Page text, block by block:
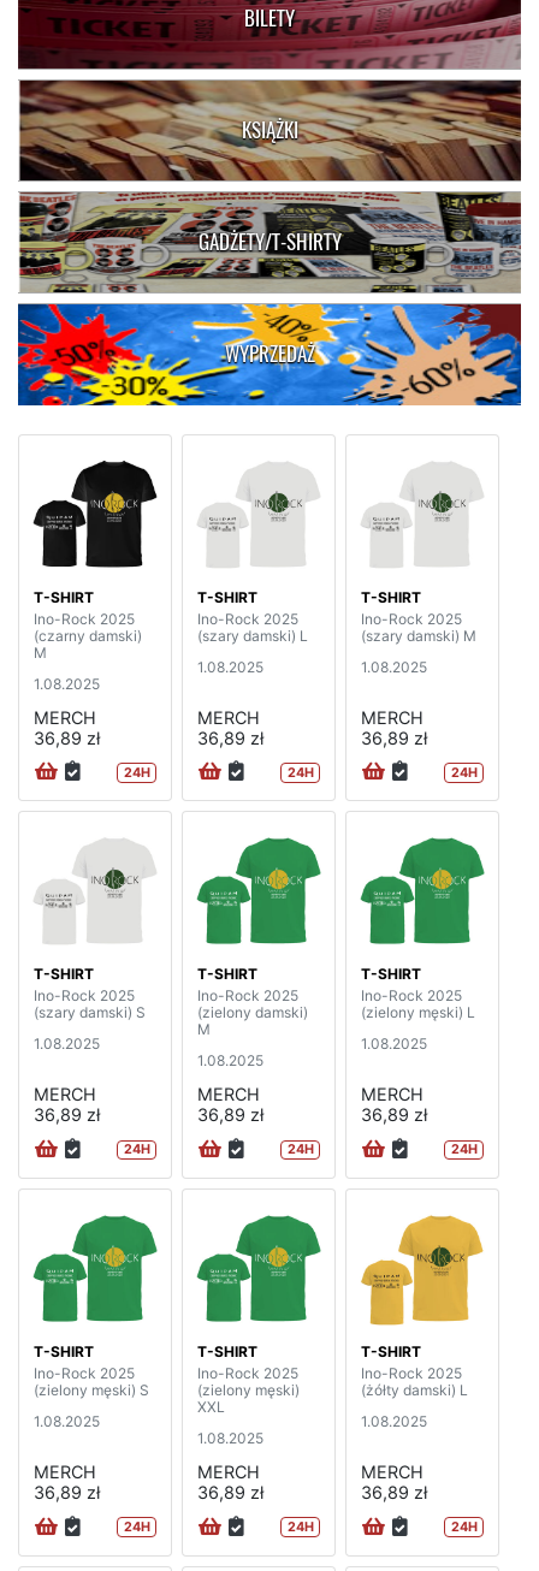
BILETY
KSIĄŻKI
GADŻETY/T-SHIRTY
WYPRZEDAŻ
T-SHIRT
Ino-Rock 2025
(czarny damski)
M
1.08.2025
MERCH
36,89 zł
24H
T-SHIRT
Ino-Rock 2025
(szary damski) L
1.08.2025
MERCH
36,89 zł
24H
T-SHIRT
Ino-Rock 2025
(szary damski) M
1.08.2025
MERCH
36,89 zł
24H
T-SHIRT
Ino-Rock 2025
(szary damski) S
1.08.2025
MERCH
36,89 zł
24H
T-SHIRT
Ino-Rock 2025
(zielony damski)
M
1.08.2025
MERCH
36,89 zł
24H
T-SHIRT
Ino-Rock 2025
(zielony męski) L
1.08.2025
MERCH
36,89 zł
24H
T-SHIRT
Ino-Rock 2025
(zielony męski) S
1.08.2025
MERCH
36,89 zł
24H
T-SHIRT
Ino-Rock 2025
(zielony męski)
XXL
1.08.2025
MERCH
36,89 zł
24H
T-SHIRT
Ino-Rock 2025
(żółty damski) L
1.08.2025
MERCH
36,89 zł
24H